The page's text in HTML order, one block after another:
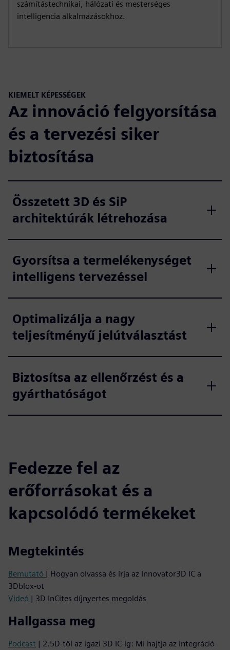
számítástechnikai, hálózati és mesterséges
intelligencia alkalmazásokhoz.
KIEMELT KÉPESSÉGEK
Az innováció felgyorsítása
és a tervezési siker
biztosítása
Összetett 3D és SiP
architektúrák létrehozása
Gyorsítsa a termelékenységet
intelligens tervezéssel
Optimalizálja a nagy
teljesítményű jelútválasztást
Biztosítsa az ellenőrzést és a
gyárthatóságot
Fedezze fel az
erőforrásokat és a
kapcsolódó termékeket
Megtekintés
Bemutató | Hogyan olvassa és írja az Innovator3D IC a
3Dblox-ot
Videó | 3D InCites díjnyertes megoldás
Hallgassa meg
Podcast | 2.5D-től az igazi 3D IC-ig: Mi hajtja az integráció